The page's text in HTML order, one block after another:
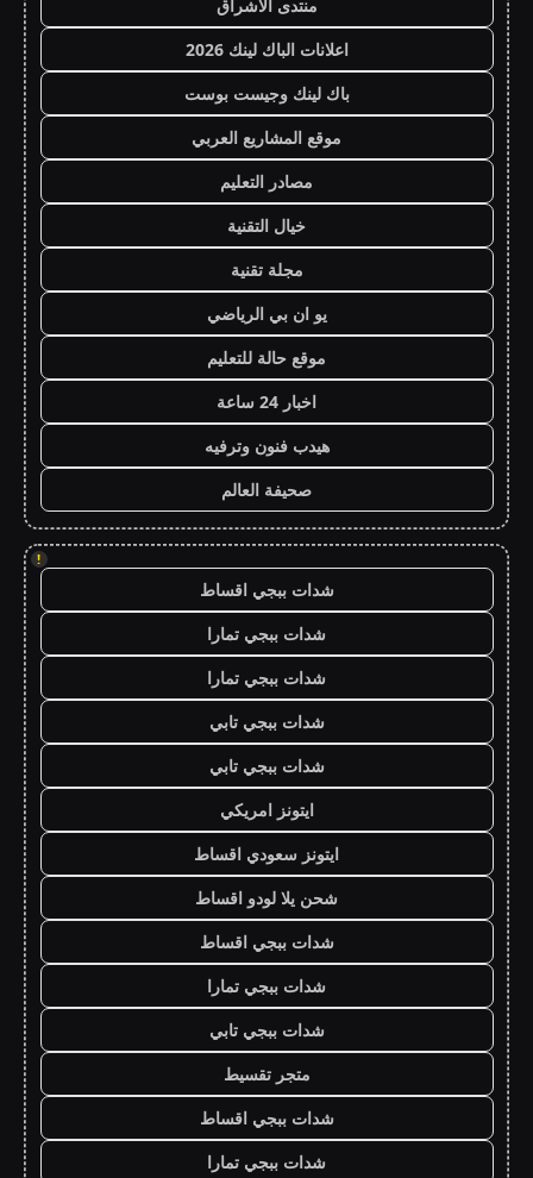
منتدى الاشراق
اعلانات الباك لينك 2026
باك لينك وجيست بوست
موقع المشاريع العربي
مصادر التعليم
خيال التقنية
مجلة تقنية
يو ان بي الرياضي
موقع حالة للتعليم
اخبار 24 ساعة
هيدب فنون وترفيه
صحيفة العالم
!
شدات ببجي اقساط
شدات ببجي تمارا
شدات ببجي تمارا
شدات ببجي تابي
شدات ببجي تابي
ايتونز امريكي
ايتونز سعودي اقساط
شحن يلا لودو اقساط
شدات ببجي اقساط
شدات ببجي تمارا
شدات ببجي تابي
متجر تقسيط
شدات ببجي اقساط
شدات ببجي تمارا